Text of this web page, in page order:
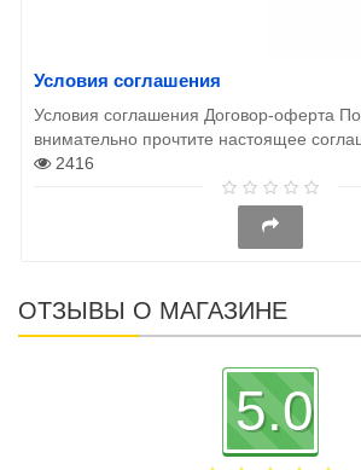
Условия соглашения
Условия соглашения Договор-оферта
внимательно прочтите настоящее
2416
ОТЗЫВЫ О МАГАЗИНЕ
5.0